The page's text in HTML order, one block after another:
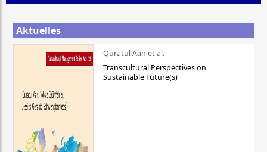
Aktuelles
Quratul Aan et al.
Transcultural Perspectives on
Sustainable Future(s)